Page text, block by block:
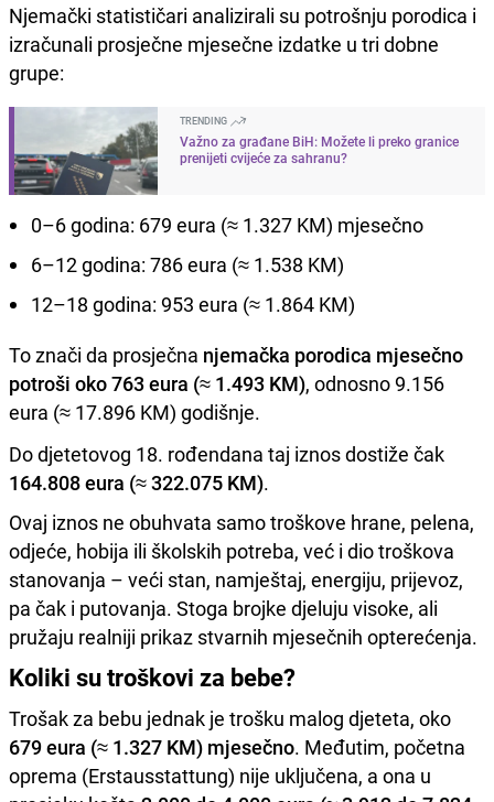
Njemački statističari analizirali su potrošnju porodica i
izračunali prosječne mjesečne izdatke u tri dobne
grupe:
TRENDING
Važno za građane BiH: Možete li preko granice
prenijeti cvijeće za sahranu?
0–6 godina: 679 eura (≈ 1.327 KM) mjesečno
6–12 godina: 786 eura (≈ 1.538 KM)
12–18 godina: 953 eura (≈ 1.864 KM)
To znači da prosječna njemačka porodica mjesečno
potroši oko 763 eura (≈ 1.493 KM), odnosno 9.156
eura (≈ 17.896 KM) godišnje.
Do djetetovog 18. rođendana taj iznos dostiže čak
164.808 eura (≈ 322.075 KM).
Ovaj iznos ne obuhvata samo troškove hrane, pelena,
odjeće, hobija ili školskih potreba, već i dio troškova
stanovanja – veći stan, namještaj, energiju, prijevoz,
pa čak i putovanja. Stoga brojke djeluju visoke, ali
pružaju realniji prikaz stvarnih mjesečnih opterećenja.
Koliki su troškovi za bebe?
Trošak za bebu jednak je trošku malog djeteta, oko
679 eura (≈ 1.327 KM) mjesečno. Međutim, početna
oprema (Erstausstattung) nije uključena, a ona u